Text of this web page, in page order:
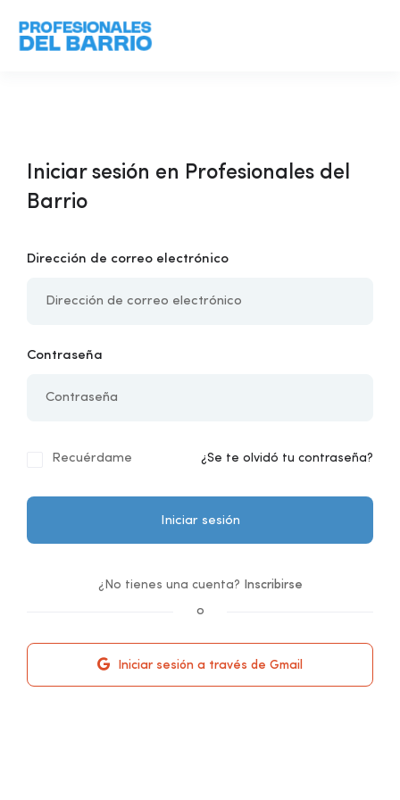
Iniciar sesión en Profesionales del
Barrio
Dirección de correo electrónico
Contraseña
Recuérdame ¿Se te olvidó tu contraseña?
Iniciar sesión
¿No tienes una cuenta? Inscribirse
o
Iniciar sesión a través de Gmail